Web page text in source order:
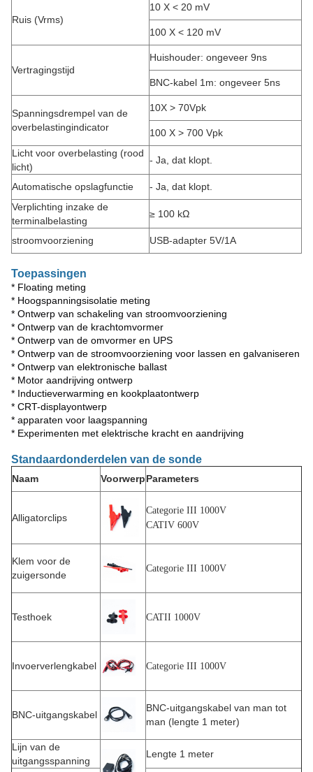
Ruis (Vrms)
10 X < 20 mV
100 X < 120 mV
Vertragingstijd
Huishouder: ongeveer 9ns
BNC-kabel 1m: ongeveer 5ns
Spanningsdrempel van de
overbelastingindicator
10X > 70Vpk
100 X > 700 Vpk
Licht voor overbelasting (rood
licht)
- Ja, dat klopt.
Automatische opslagfunctie
- Ja, dat klopt.
Verplichting inzake de
terminalbelasting
≥ 100 kΩ
stroomvoorziening USB-adapter 5V/1A
Toepassingen
* Floating meting
* Hoogspanningsisolatie meting
* Ontwerp van schakeling van stroomvoorziening
* Ontwerp van de krachtomvormer
* Ontwerp van de omvormer en UPS
* Ontwerp van de stroomvoorziening voor lassen en galvaniseren
* Ontwerp van elektronische ballast
* Motor aandrijving ontwerp
* Inductieverwarming en kookplaatontwerp
* CRT-displayontwerp
* apparaten voor laagspanning
* Experimenten met elektrische kracht en aandrijving
Standaardonderdelen van de sonde
Naam VoorwerpParameters
Alligatorclips
Categorie III 1000V
CATIV 600V
Klem voor de
zuigersonde
Categorie III 1000V
Testhoek CATII 1000V
Invoerverlengkabel Categorie III 1000V
BNC-uitgangskabel
BNC-uitgangskabel van man tot
man (lengte 1 meter)
Lijn van de
uitgangsspanning
Lengte 1 meter